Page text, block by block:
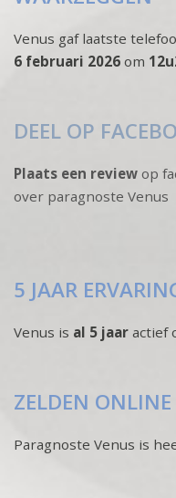
Venus gaf laatste
6 februari 2026 om
DEEL OP
Plaats een review op
over paragnoste Venus
5 JAAR
Venus is al 5 jaar actief
ZELDEN ONLINE
Paragnoste Venus is